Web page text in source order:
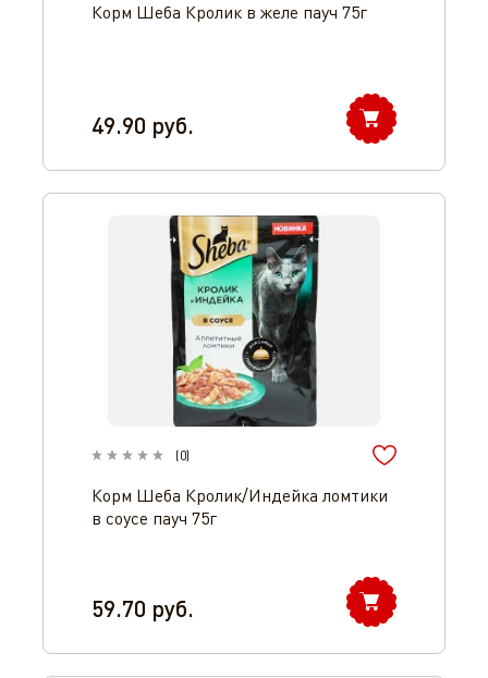
Корм Шеба Кролик в желе пауч 75г
49.90 руб.
(0)
Корм Шеба Кролик/Индейка ломтики
в соусе пауч 75г
59.70 руб.